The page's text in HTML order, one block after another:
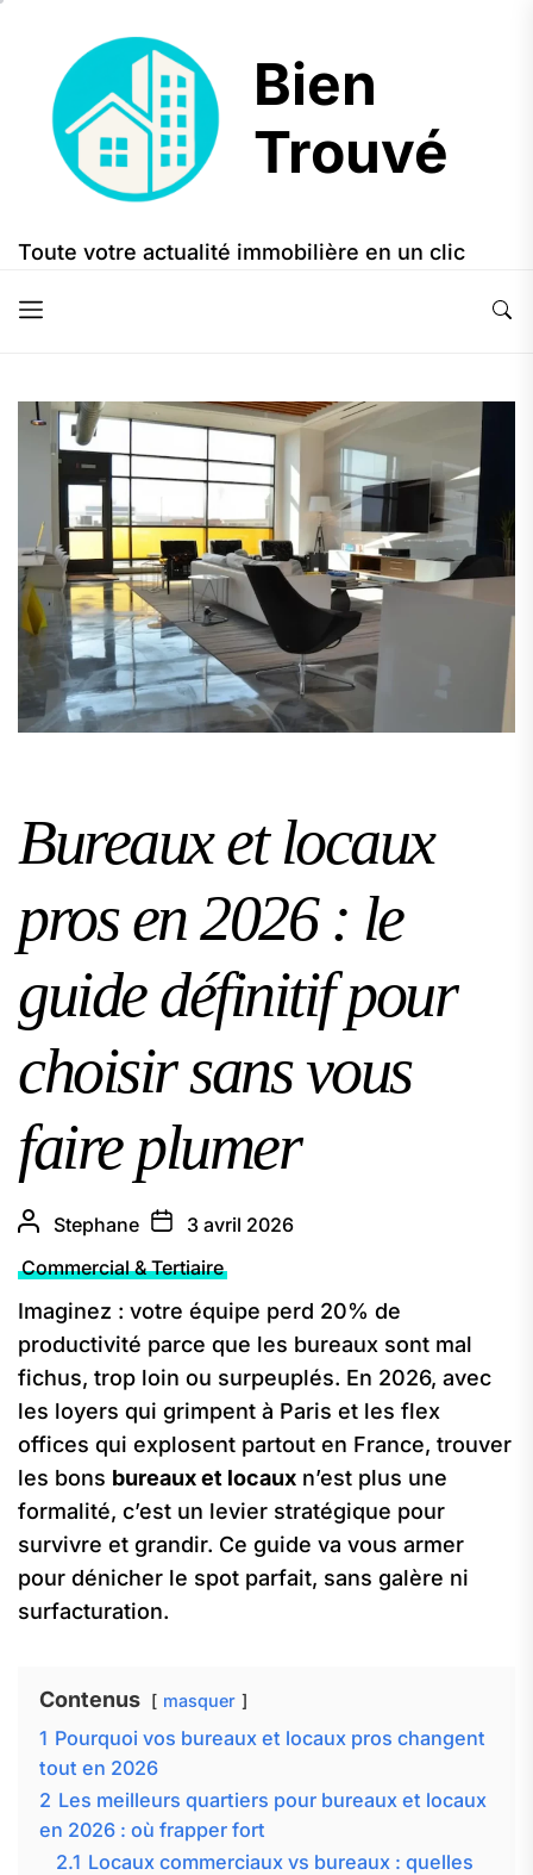
content
Bien
Trouvé
Bien
Trouvé
Toute votre actualité immobilière en un clic
Bureaux et locaux
pros en 2026 : le
guide définitif pour
choisir sans vous
faire plumer
Stephane
3 avril 2026
Commercial & Tertiaire
Imaginez : votre équipe perd 20% de
productivité parce que les bureaux sont mal
fichus, trop loin ou surpeuplés. En 2026, avec
les loyers qui grimpent à Paris et les flex
offices qui explosent partout en France, trouver
les bons bureaux et locaux n’est plus une
formalité, c’est un levier stratégique pour
survivre et grandir. Ce guide va vous armer
pour dénicher le spot parfait, sans galère ni
surfacturation.
Contenus masquer
1 Pourquoi vos bureaux et locaux pros changent
tout en 2026
2 Les meilleurs quartiers pour bureaux et locaux
en 2026 : où frapper fort
2.1 Locaux commerciaux vs bureaux : quelles